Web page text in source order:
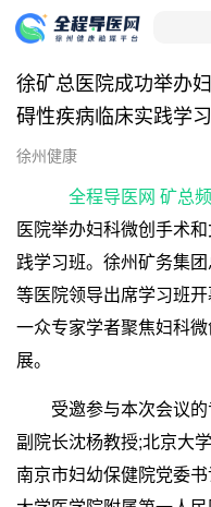
徐矿总医院成功举办
碍性疾病临床实践学
徐州健康
全程导医网 矿总
医院举办妇科微创手术
践学习班。徐州矿务集
等医院领导出席学习班
一众专家学者聚焦妇科
展。
受邀参与本次会议的
副院长沈杨教授;北京大
南京市妇幼保健院党委